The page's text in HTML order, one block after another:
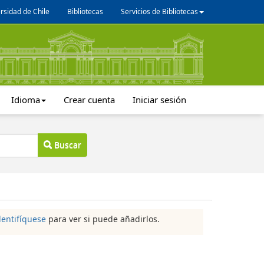
de Chile Bibliotecas Servicios de Bibliotecas
Idioma Crear cuenta Iniciar sesión
Buscar
para ver si puede añadirlos.